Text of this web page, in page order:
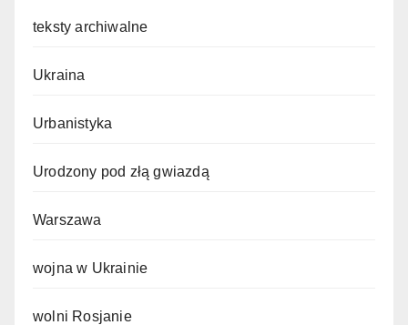
teksty archiwalne
Ukraina
Urbanistyka
Urodzony pod złą gwiazdą
Warszawa
wojna w Ukrainie
wolni Rosjanie